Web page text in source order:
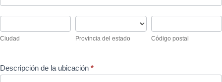
principal
de
la
principal
Ciudad
del
estado
Provincia del estado
postal
Código postal
Descripción de la ubicación *